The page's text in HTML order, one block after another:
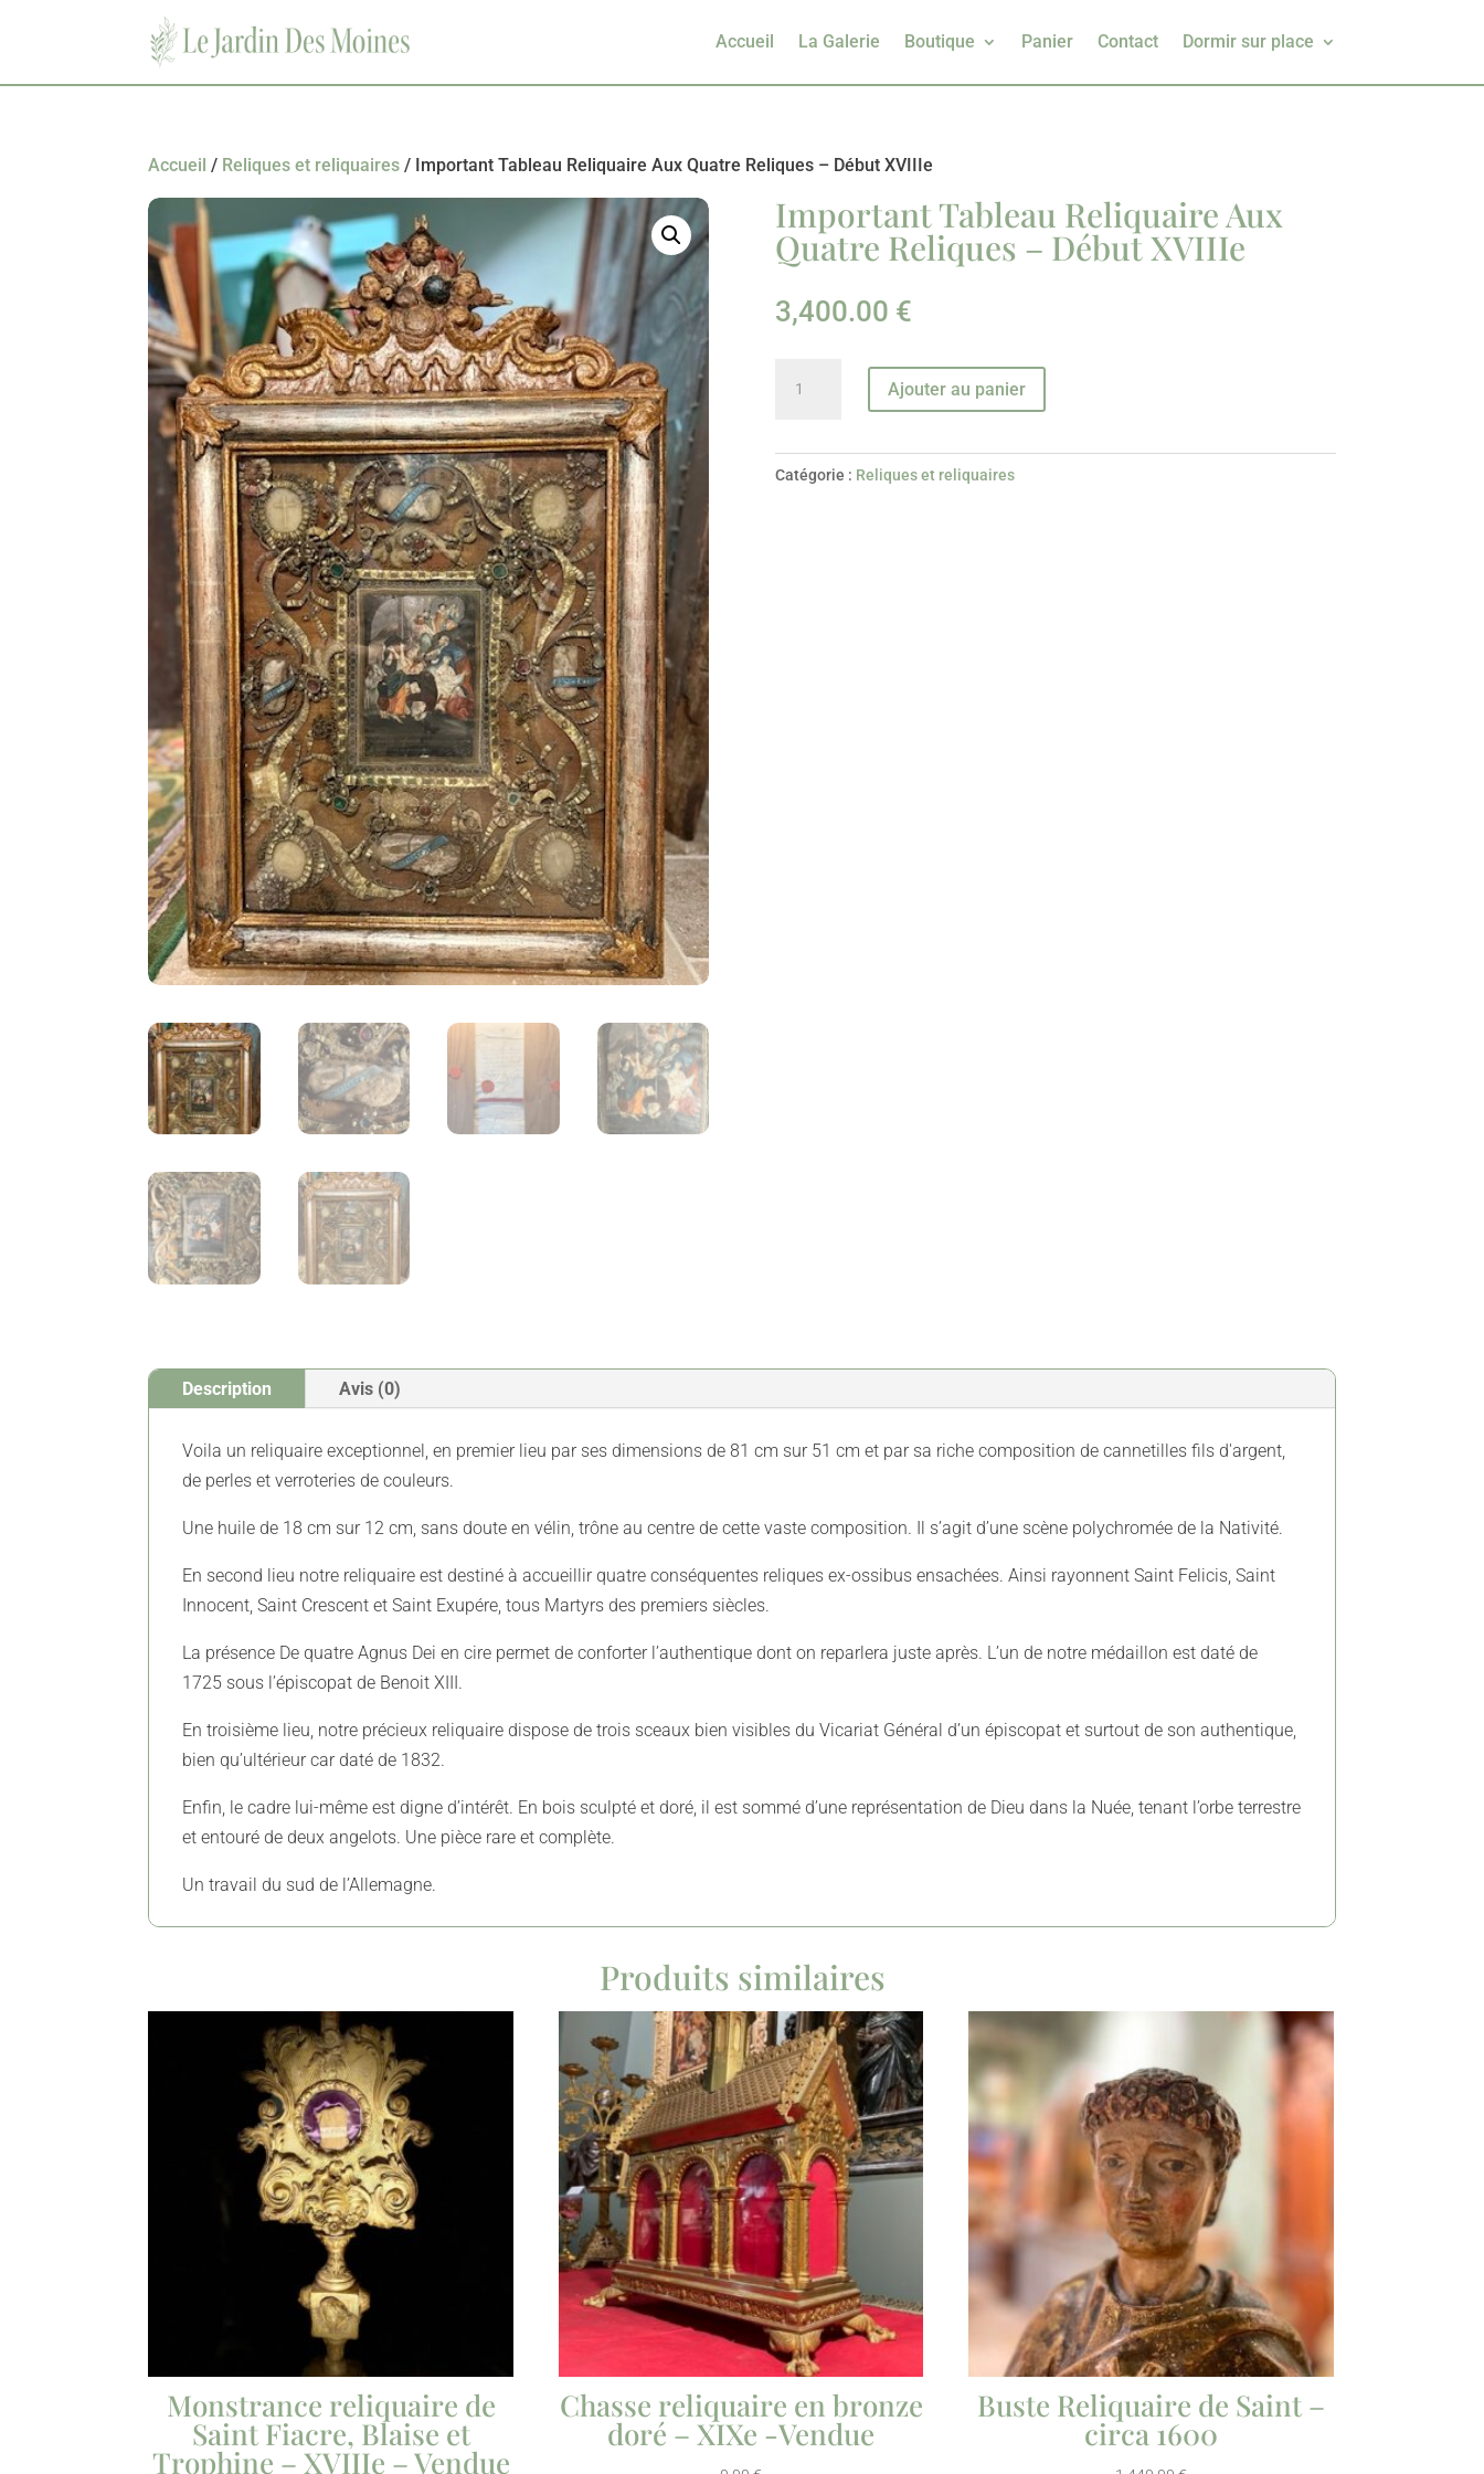
Accueil La Galerie Boutique Panier Contact Dormir sur place
Accueil / Reliques et reliquaires / Important Tableau Reliquaire Aux Quatre Reliques – Début XVIIIe
Important Tableau Reliquaire Aux
Quatre Reliques – Début XVIIIe
3,400.00 €
Ajouter au panier
Catégorie : Reliques et reliquaires
Description Avis (0)
Voila un reliquaire exceptionnel, en premier lieu par ses dimensions de 81 cm sur 51 cm et par sa riche composition de cannetilles fils d'argent,
de perles et verroteries de couleurs.
Une huile de 18 cm sur 12 cm, sans doute en vélin, trône au centre de cette vaste composition. Il s’agit d’une scène polychromée de la Nativité.
En second lieu notre reliquaire est destiné à accueillir quatre conséquentes reliques ex-ossibus ensachées. Ainsi rayonnent Saint Felicis, Saint
Innocent, Saint Crescent et Saint Exupére, tous Martyrs des premiers siècles.
La présence De quatre Agnus Dei en cire permet de conforter l’authentique dont on reparlera juste après. L’un de notre médaillon est daté de
1725 sous l’épiscopat de Benoit XIII.
En troisième lieu, notre précieux reliquaire dispose de trois sceaux bien visibles du Vicariat Général d’un épiscopat et surtout de son authentique,
bien qu’ultérieur car daté de 1832.
Enfin, le cadre lui-même est digne d’intérêt. En bois sculpté et doré, il est sommé d’une représentation de Dieu dans la Nuée, tenant l’orbe terrestre
et entouré de deux angelots. Une pièce rare et complète.
Un travail du sud de l’Allemagne.
Produits similaires
Monstrance reliquaire de
Saint Fiacre, Blaise et
Trophine – XVIIIe – Vendue
Chasse reliquaire en bronze
doré – XIXe -Vendue
Buste Reliquaire de Saint –
circa 1600